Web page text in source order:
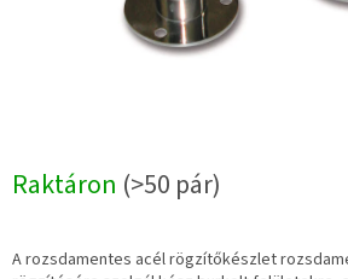
Raktáron (>50 pár)
A rozsdamentes acél rögzítőkészlet